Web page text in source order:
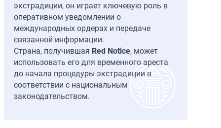
экстрадиции, он играет ключевую роль в
оперативном уведомлении о
международных ордерах и передаче
связанной информации.
Страна, получившая Red Notice, может
использовать его для временного ареста
до начала процедуры экстрадиции в
соответствии с национальным
законодательством.